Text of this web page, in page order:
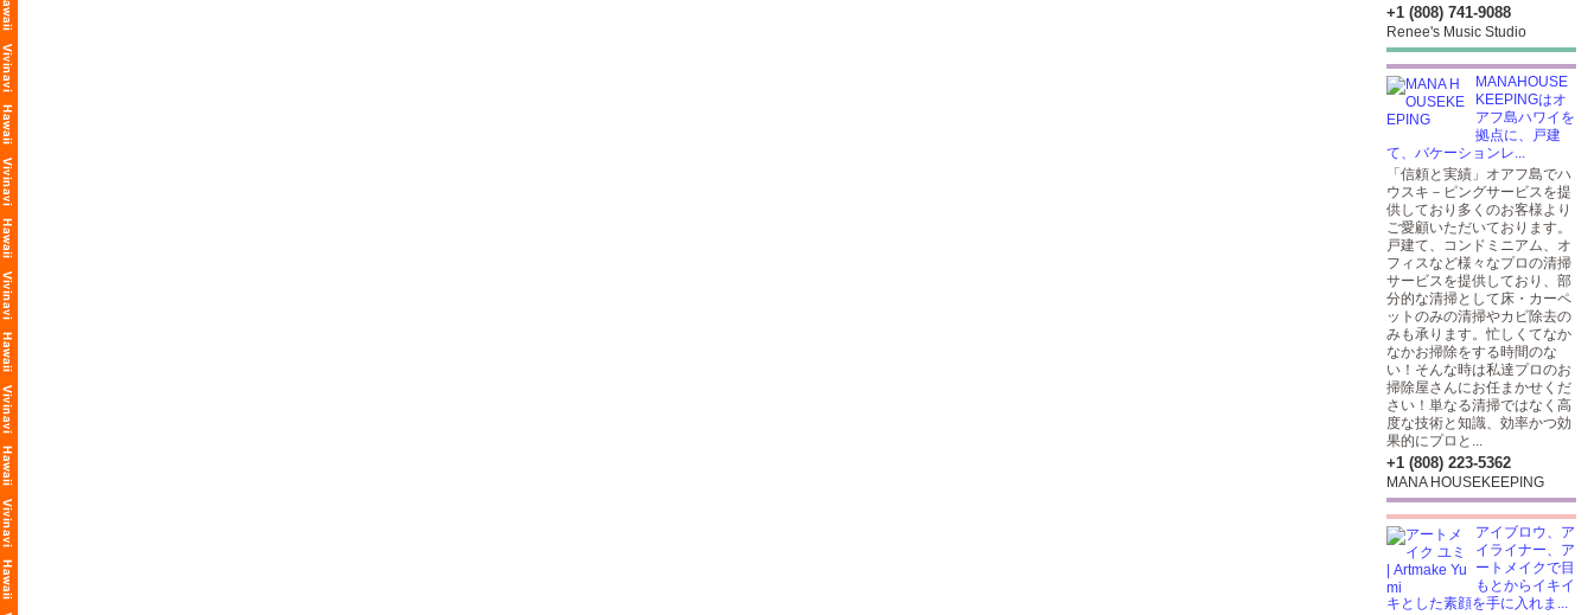
+1 (808) 741-9088
Renee's Music Studio
MANAHOUSE
KEEPINGはオ
アフ島ハワイを
拠点に、戸建
て、バケーションレ...
「信頼と実績」オアフ島でハ
ウスキ－ピングサービスを提
供しており多くのお客様より
ご愛顧いただいております。
戸建て、コンドミニアム、オ
フィスなど様々なプロの清掃
サービスを提供しており、部
分的な清掃として床・カーペ
ットのみの清掃やカビ除去の
みも承ります。忙しくてなか
なかお掃除をする時間のな
い！そんな時は私達プロのお
掃除屋さんにお任まかせくだ
さい！単なる清掃ではなく高
度な技術と知識、効率かつ効
果的にプロと...
+1 (808) 223-5362
MANA HOUSEKEEPING
アイブロウ、ア
イライナー、ア
ートメイクで目
もとからイキイ
キとした素顔を手に入れま...